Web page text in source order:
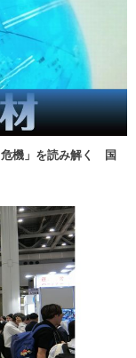
危機」を読み解く 国